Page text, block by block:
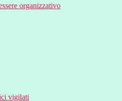
organizzativo
vigilati